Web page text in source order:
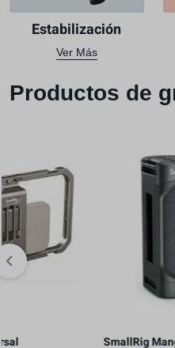
Estabilización
Ver Más
Productos de
SmallRig Mango lateral